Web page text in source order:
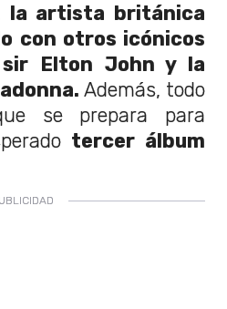
la artista británica
con otros icónicos
Elton John y la
Además, todo
se prepara para
tercer álbum